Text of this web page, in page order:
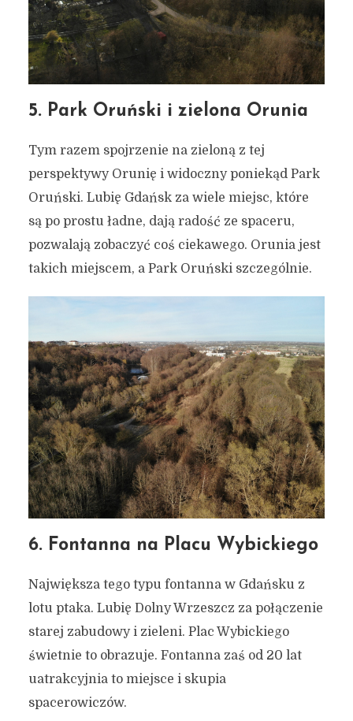
5. Park Oruński i zielona Orunia
Tym razem spojrzenie na zieloną z tej
perspektywy Orunię i widoczny poniekąd Park
Oruński. Lubię Gdańsk za wiele miejsc, które
są po prostu ładne, dają radość ze spaceru,
pozwalają zobaczyć coś ciekawego. Orunia jest
takich miejscem, a Park Oruński szczególnie.
6. Fontanna na Placu Wybickiego
Największa tego typu fontanna w Gdańsku z
lotu ptaka. Lubię Dolny Wrzeszcz za połączenie
starej zabudowy i zieleni. Plac Wybickiego
świetnie to obrazuje. Fontanna zaś od 20 lat
uatrakcyjnia to miejsce i skupia
spacerowiczów.